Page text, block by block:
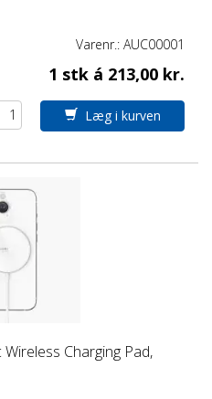
Varenr.: AUC00001
1 stk á 213,00 kr.
Læg i kurven
Charging Pad,